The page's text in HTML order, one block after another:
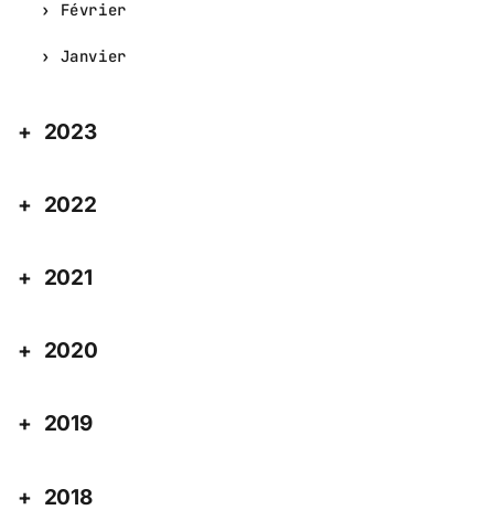
Février
Janvier
2023
2022
2021
2020
2019
2018